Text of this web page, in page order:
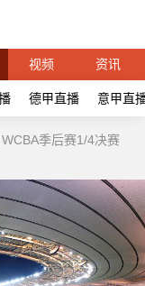
视频 资讯
德甲直播 意甲直
季后赛1/4决赛